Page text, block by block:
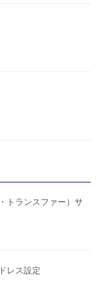
トランスファー）サ
レス設定